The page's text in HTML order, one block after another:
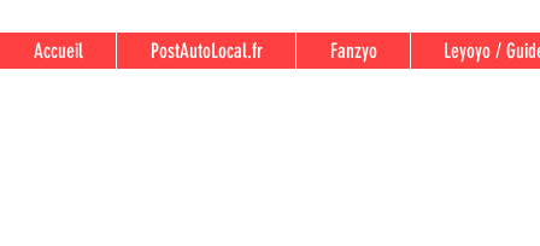
Accueil PostAutoLocal.fr Fanzyo Leyoyo /